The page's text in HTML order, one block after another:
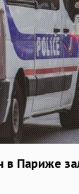
в Париже